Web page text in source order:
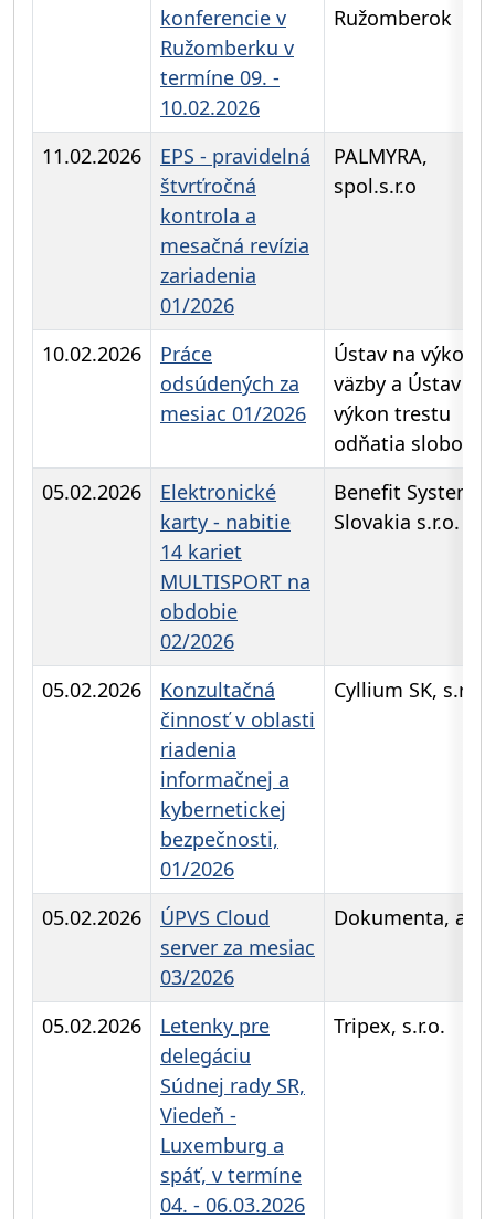
konferencie v
Ružomberku v
termíne 09. -
10.02.2026
Ružomberok
11.02.2026
EPS - pravidelná
štvrťročná
kontrola a
mesačná revízia
zariadenia
01/2026
PALMYRA,
spol.s.r.o
10.02.2026
Práce
odsúdených za
mesiac 01/2026
Ústav na výkon
väzby a Ústav na
výkon trestu
odňatia slobody
05.02.2026
Elektronické
karty - nabitie
14 kariet
MULTISPORT na
obdobie
02/2026
Benefit Systems
Slovakia s.r.o.
05.02.2026
Konzultačná
činnosť v oblasti
riadenia
informačnej a
kybernetickej
bezpečnosti,
01/2026
Cyllium SK, s.r.o.
05.02.2026
ÚPVS Cloud
server za mesiac
03/2026
Dokumenta, a.s.
05.02.2026
Letenky pre
delegáciu
Súdnej rady SR,
Viedeň -
Luxemburg a
spáť, v termíne
04. - 06.03.2026
Tripex, s.r.o.